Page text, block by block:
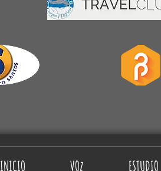
INICIO VOz ESTUDIO